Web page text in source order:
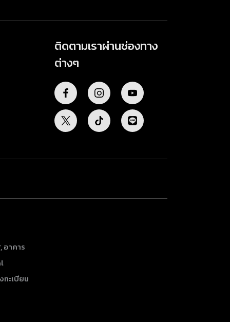
ติดตามเราผ่านช่องทาง
ต่างๆ
อาคาร
ะเบียน